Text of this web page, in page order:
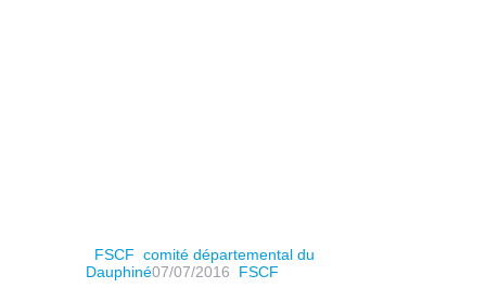
FSCF comité départemental du
Dauphiné07/07/2016
FSCF